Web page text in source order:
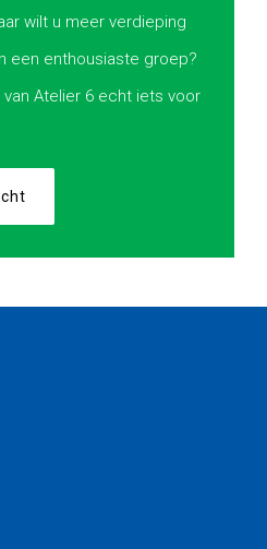
wilt u meer verdieping
een enthousiaste groep?
Atelier 6 echt iets voor